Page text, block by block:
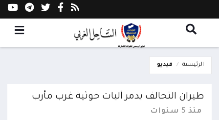
الرئيسية فيديو
طيران التحالف يدمر آليات حوثية غرب مأرب
منذ 5 سنوات